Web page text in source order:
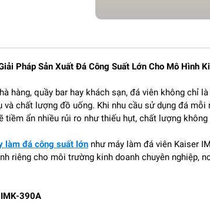
Pháp Sản Xuất Đá Công Suất Lớn Cho Mô Hình
hàng, quầy bar hay khách sạn, đá viên không chỉ
chất lượng đồ uống. Khi nhu cầu sử dụng đá mỗi
tiềm ẩn nhiều rủi ro như thiếu hụt, chất lượng
làm đá công suất lớn như máy làm đá viên Kaiser
riêng cho môi trường kinh doanh chuyên nghiệp,
390A